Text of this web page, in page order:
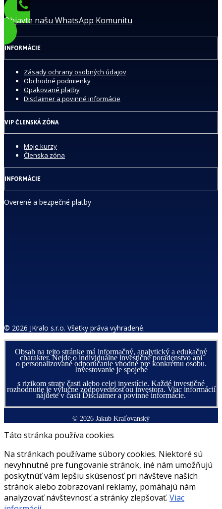
Objavte našu WhatsApp Komunitu
INFORMÁCIE
Zásady ochrany osobných údajov
Obchodné podmienky
Opakované platby
Disclaimer a povinné informácie
VIP ČLENSKÁ ZÓNA
Moje kurzy
Členska zóna
INFORMÁCIE
Overené a bezpečné platby
© 2026 JKralo s.r.o. Všetky práva vyhradené.
Obsah na tejto stránke má informačný, analytický a edukačný
charakter. Nejde o individuálne investičné poradenstvo ani
o personalizované odporúčanie vhodné pre konkrétnu osobu.
Investovanie je spojené
s rizikom straty časti alebo celej investície. Každé investičné
rozhodnutie je výlučne zodpovednosťou investora. Viac informácií
nájdete v časti Disclaimer a povinné informácie.
© 2026 Jakub Kraľovanský
Táto stránka používa cookies
Na stránkach používame súbory cookies. Niektoré sú
nevyhnutné pre fungovanie stránok, iné nám umožňujú
poskytnúť vám lepšiu skúsenosť pri návšteve našich
stránok alebo zobrazovaní reklamy, pomáhajú nám
analyzovať návštevnosť a stránky zlepšovať. Viac